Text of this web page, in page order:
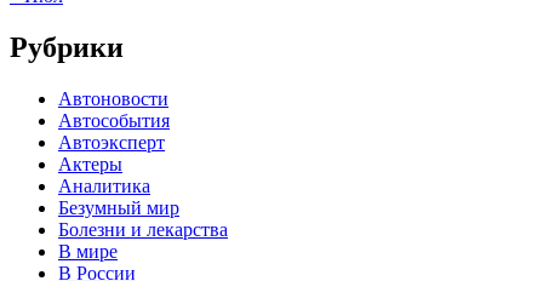
Рубрики
Автоновости
Автособытия
Автоэксперт
Актеры
Аналитика
Безумный мир
Болезни и лекарства
В мире
В России